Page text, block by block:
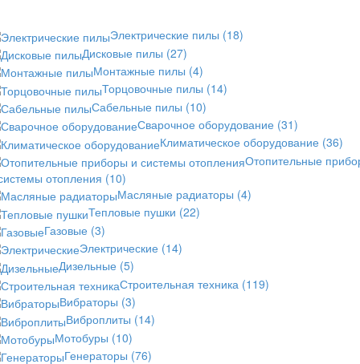
Электрические пилы (18)
Дисковые пилы (27)
Монтажные пилы (4)
Торцовочные пилы (14)
Сабельные пилы (10)
Сварочное оборудование (31)
Климатическое оборудование (36)
Отопительные
отопления (10)
Масляные радиаторы (4)
Тепловые пушки (22)
Газовые (3)
Электрические (14)
Дизельные (5)
Строительная техника (119)
Вибраторы (3)
Виброплиты (14)
Мотобуры (10)
Генераторы (76)